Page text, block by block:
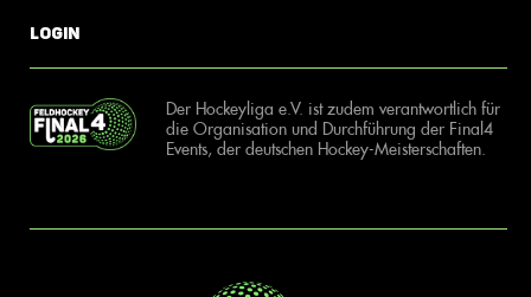
Login
Der Hockeyliga e.V. ist zudem verantwortlich für
die Organisation und Durchführung der Final4
Events, der deutschen Hockey-Meisterschaften.